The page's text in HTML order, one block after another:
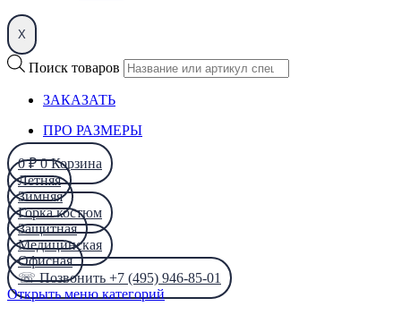
X
Поиск товаров
ЗАКАЗАТЬ
ПРО РАЗМЕРЫ
0₽ 0 Корзина
Летняя
Зимняя
Горка костюм
Защитная
Медицинская
Офисная
☏ Позвонить +7 (495) 946-85-01
Открыть меню категорий